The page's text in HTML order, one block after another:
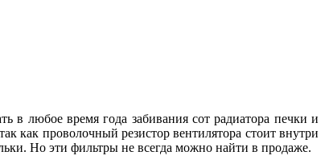
в любое время года забивания сот радиатора печки и
как проволочный резистор вентилятора стоит внутри
Но эти фильтры не всегда можно найти в продаже.